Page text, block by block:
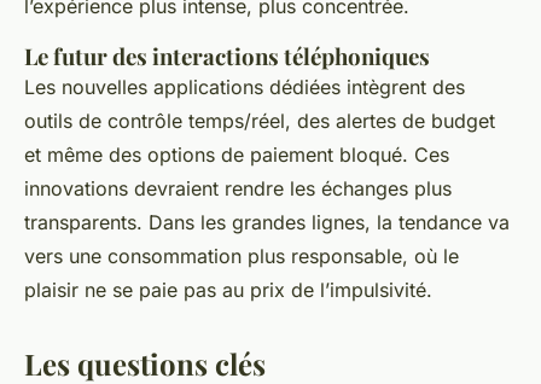
l’expérience plus intense, plus concentrée.
Le futur des interactions téléphoniques
Les nouvelles applications dédiées intègrent des
outils de contrôle temps/réel, des alertes de budget
et même des options de paiement bloqué. Ces
innovations devraient rendre les échanges plus
transparents. Dans les grandes lignes, la tendance va
vers une consommation plus responsable, où le
plaisir ne se paie pas au prix de l’impulsivité.
Les questions clés